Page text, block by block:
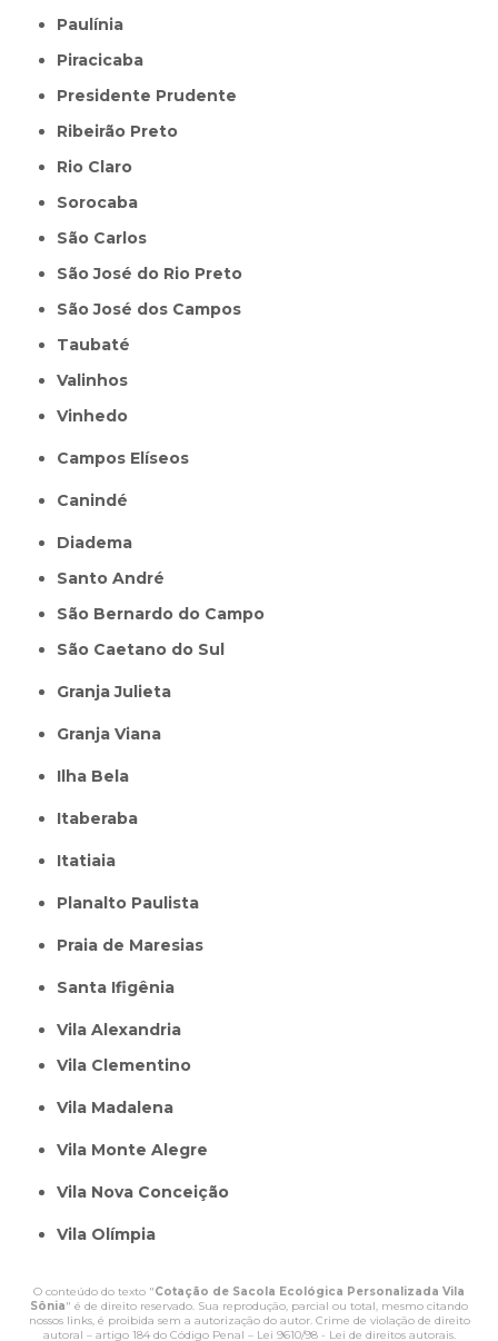
Paulínia
Piracicaba
Presidente Prudente
Ribeirão Preto
Rio Claro
Sorocaba
São Carlos
São José do Rio Preto
São José dos Campos
Taubaté
Valinhos
Vinhedo
Campos Elíseos
Canindé
Diadema
Santo André
São Bernardo do Campo
São Caetano do Sul
Granja Julieta
Granja Viana
Ilha Bela
Itaberaba
itatiaia
Planalto Paulista
Praia de Maresias
Santa Ifigênia
Vila Alexandria
Vila Clementino
Vila Madalena
Vila Monte Alegre
Vila Nova Conceição
Vila Olímpia
O conteúdo do texto "Cotação de Sacola Ecológica Personalizada Vila
Sônia" é de direito reservado. Sua reprodução, parcial ou total, mesmo citando
nossos links, é proibida sem a autorização do autor. Crime de violação de direito
autoral – artigo 184 do Código Penal – Lei 9610/98 - Lei de direitos autorais.